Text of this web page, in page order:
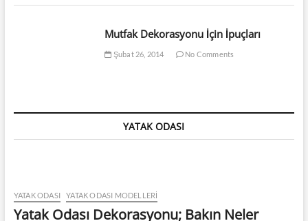
Mutfak Dekorasyonu İçin İpuçları
Şubat 26, 2014 No Comments
YATAK ODASI
YATAK ODASI YATAK ODASI MODELLERI
Yatak Odası Dekorasyonu; Bakın Neler